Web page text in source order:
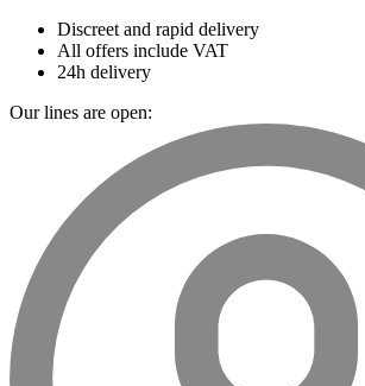
Discreet and rapid delivery
All offers include VAT
24h delivery
Our lines are open: